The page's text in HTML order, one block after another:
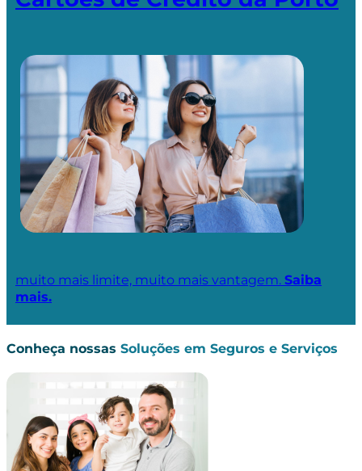
muito mais limite, muito mais vantagem. Saiba
mais.
Conheça nossas Soluções em Seguros e Serviços